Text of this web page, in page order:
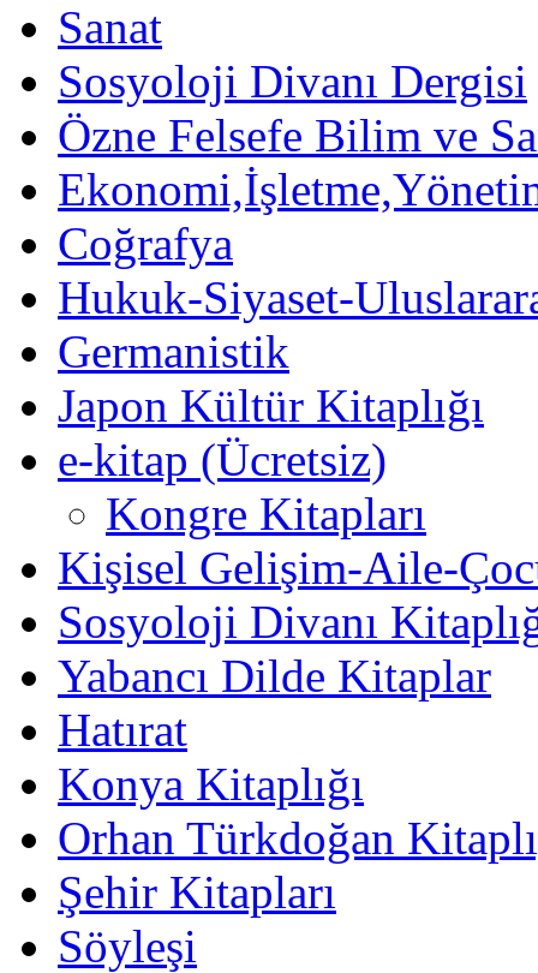
Sanat
Sosyoloji Divanı Dergisi
Özne Felsefe Bilim ve
Coğrafya
Hukuk-Siyaset-
Germanistik
Japon Kültür Kitaplığı
e-kitap (Ücretsiz)
Kongre Kitapları
Kişisel Gelişim-Aile-
Sosyoloji Divanı
Yabancı Dilde Kitaplar
Hatırat
Konya Kitaplığı
Orhan Türkdoğan
Şehir Kitapları
Söyleşi